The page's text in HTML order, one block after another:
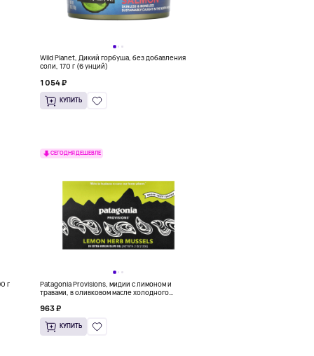
Wild Planet, Дикий горбуша, без добавления
соли, 170 г (6 унций)
1 054 ₽
КУПИТЬ
г
СЕГОДНЯ ДЕШЕВЛЕ
Patagonia Provisions, мидии с лимоном и
травами, в оливковом масле холодного
963 ₽
КУПИТЬ